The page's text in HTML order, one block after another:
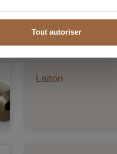
Tout autoriser
Laiton